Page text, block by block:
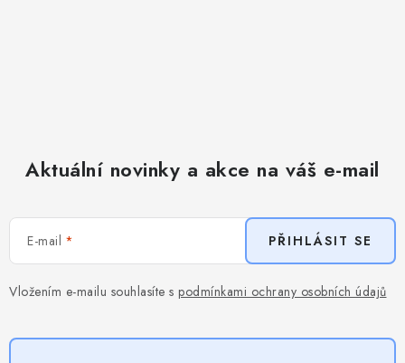
Aktuální novinky a akce na váš e-mail
E-mail
Vložením e-mailu souhlasíte s podmínkami ochrany osobních údajů
PŘIHLÁSIT SE